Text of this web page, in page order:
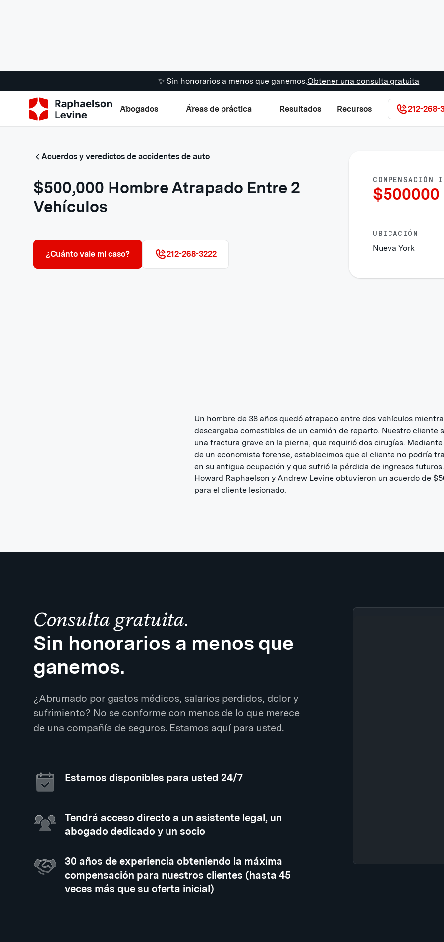
✨ Sin honorarios a menos que ganemos.Obtener una consulta gratuita
Abogados Áreas de práctica Resultados Recursos 212-268-
Acuerdos y veredictos de accidentes de auto
$500,000 Hombre Atrapado Entre 2
Vehículos
¿Cuánto vale mi caso? 212-268-3222
COMPENSACIÓN
$500000
UBICACIÓN
Nueva York
Un hombre de 38 años quedó atrapado entre dos vehículos
descargaba comestibles de un camión de reparto. Nuestro cliente
una fractura grave en la pierna, que requirió dos cirugías. Mediante
de un economista forense, establecimos que el cliente no podría
en su antigua ocupación y que sufrió la pérdida de ingresos futuros.
Howard Raphaelson y Andrew Levine obtuvieron un acuerdo de
para el cliente lesionado.
Consulta gratuita.
Sin honorarios a menos que
ganemos.
¿Abrumado por gastos médicos, salarios perdidos, dolor y
sufrimiento? No se conforme con menos de lo que merece
de una compañía de seguros. Estamos aquí para usted.
Estamos disponibles para usted 24/7
Tendrá acceso directo a un asistente legal, un
abogado dedicado y un socio
30 años de experiencia obteniendo la máxima
compensación para nuestros clientes (hasta 45
veces más que su oferta inicial)